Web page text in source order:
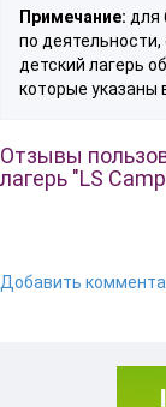
Примечание: для
по деятельности,
детский лагерь
которые указаны
Отзывы
лагерь "LS
Добавить